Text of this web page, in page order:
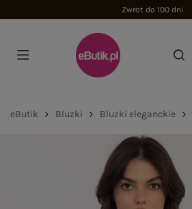
Zwrot do 100 dni
eButik Bluzki Bluzki eleganckie